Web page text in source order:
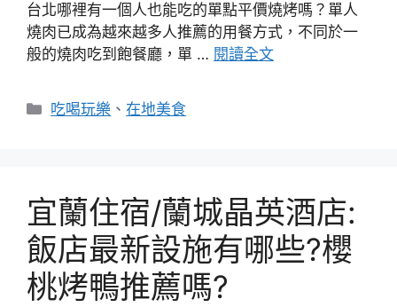
台北哪裡有一個人也能吃的單點平價燒烤嗎？單人
燒肉已成為越來越多人推薦的用餐方式，不同於一
般的燒肉吃到飽餐廳，單 … 閱讀全文
分
吃喝玩樂 、在地美食
宜蘭住宿/蘭城晶英酒店:
飯店最新設施有哪些?櫻
桃烤鴨推薦嗎?